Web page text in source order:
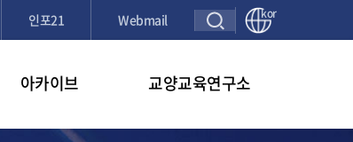
인포21 Webmail kor
아카이브 교양교육연구소